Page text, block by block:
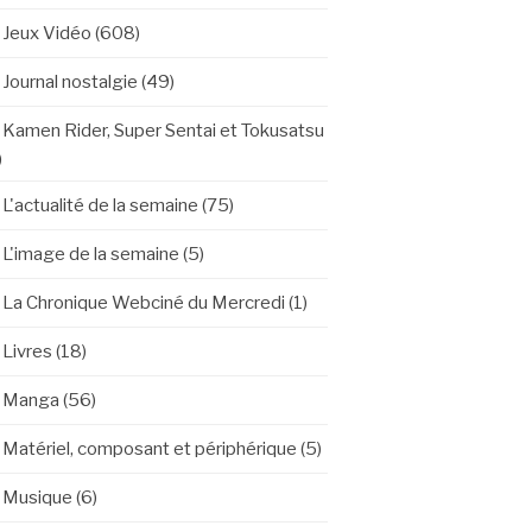
Jeux Vidéo (608)
Journal nostalgie (49)
Kamen Rider, Super Sentai et Tokusatsu
L'actualité de la semaine (75)
L'image de la semaine (5)
La Chronique Webciné du Mercredi (1)
Livres (18)
Manga (56)
Matériel, composant et périphérique (5)
Musique (6)